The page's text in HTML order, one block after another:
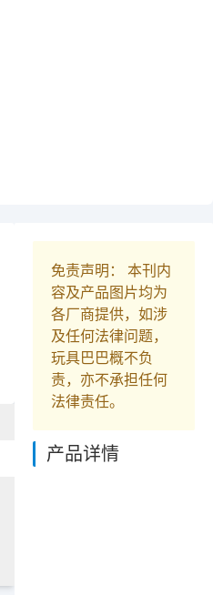
免责声明： 本刊内
容及产品图片均为
各厂商提供，如涉
及任何法律问题，
玩具巴巴概不负
责，亦不承担任何
法律责任。
产品详情